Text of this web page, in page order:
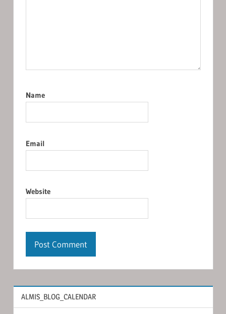
Name
Email
Website
ALMIS_BLOG_CALENDAR